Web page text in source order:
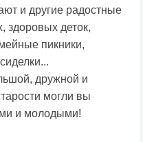
и другие радостные
здоровых деток,
пикники,
дружной и
могли вы
и молодыми!